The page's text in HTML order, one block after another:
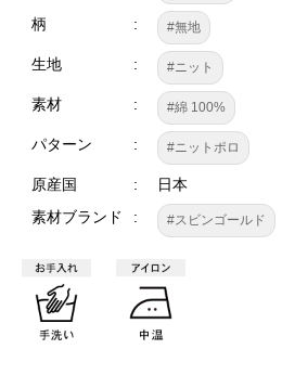
柄 #無地
生地 #ニット
素材 #綿 100%
パターン #ニットポロ
原産国
日本
素材ブランド
#スビンゴールド